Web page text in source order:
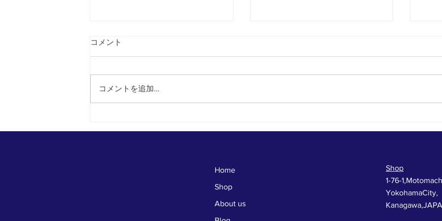
ール
る！今年最後のじゃんけん大
け
コメント
コメントを追加…
Home
Shop
About us
Shop
1-76-
YokohamaCity,